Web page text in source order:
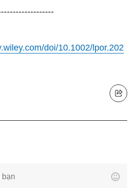
doi/10.1002/lpor.202